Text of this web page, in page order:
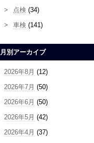
点検 (34)
車検 (141)
月別アーカイブ
2026年8月 (12)
2026年7月 (50)
2026年6月 (50)
2026年5月 (42)
2026年4月 (37)